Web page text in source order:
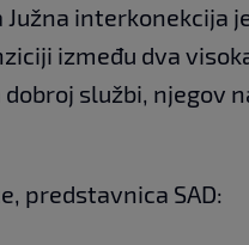
Južna interkonekcija
između dva
službi, njegov
predstavnica SAD: